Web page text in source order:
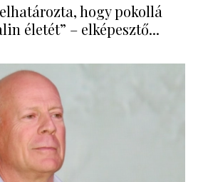
hogy pokollá
életét” – elképesztő...